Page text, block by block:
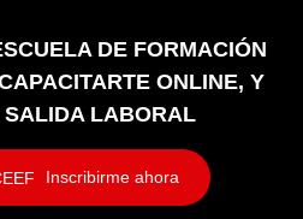
DE FORMACIÓN
ONLINE, Y
SALIDA LABORAL
Inscribirme ahora